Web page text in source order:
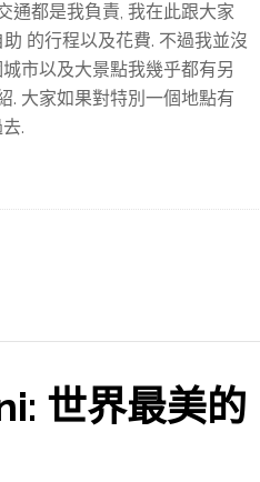
通都是我負責, 我在此跟大家
的行程以及花費. 不過我並沒
市以及大景點我幾乎都有另
. 大家如果對特別一個地點有
.
世界最美的